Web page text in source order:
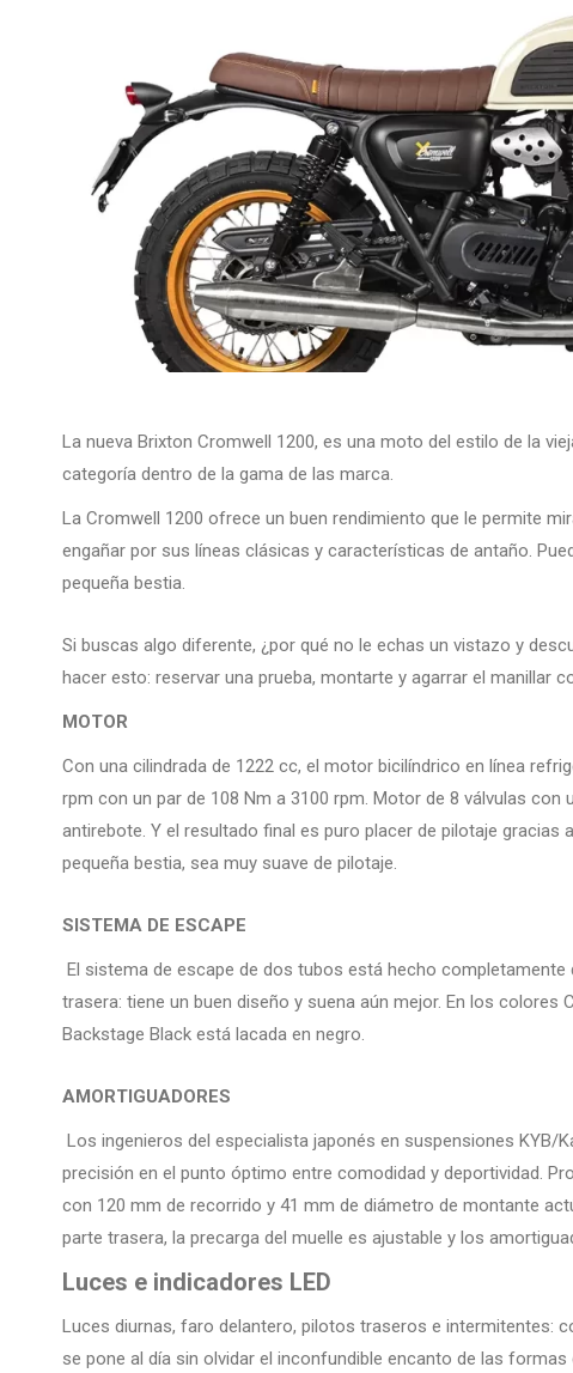
La nueva Brixton Cromwell 1200, es una moto del estilo de la
categoría dentro de la gama de las marca.
La Cromwell 1200 ofrece un buen rendimiento que le permite
engañar por sus líneas clásicas y características de antaño.
pequeña bestia.
Si buscas algo diferente, ¿por qué no le echas un vistazo y
hacer esto: reservar una prueba, montarte y agarrar el manillar
MOTOR
Con una cilindrada de 1222 cc, el motor bicilíndrico en línea
rpm con un par de 108 Nm a 3100 rpm. Motor de 8 válvulas
antirebote. Y el resultado final es puro placer de pilotaje gracias
pequeña bestia, sea muy suave de pilotaje.
SISTEMA DE ESCAPE
El sistema de escape de dos tubos está hecho
trasera: tiene un buen diseño y suena aún mejor. En los colores
Backstage Black está lacada en negro.
AMORTIGUADORES
Los ingenieros del especialista japonés en suspensiones
precisión en el punto óptimo entre comodidad y deportividad.
con 120 mm de recorrido y 41 mm de diámetro de montante
parte trasera, la precarga del muelle es ajustable y los
Luces e indicadores LED
Luces diurnas, faro delantero, pilotos traseros e intermitentes:
se pone al día sin olvidar el inconfundible encanto de las formas